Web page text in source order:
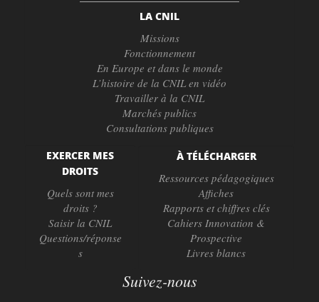
LA CNIL
Missions
Fonctionnement
En Europe et dans le monde
L’histoire de la CNIL en vidéo
Travailler à la CNIL
Marchés publics
Consultations publiques
EXERCER MES
DROITS
Quels sont mes
droits ?
Saisir la CNIL
Questions/réponse
s
À TÉLÉCHARGER
Ressources pédagogiques
Affiches
Rapports et chiffres clés
Cahiers Innovation &
Prospective
Livres blancs
Suivez-nous